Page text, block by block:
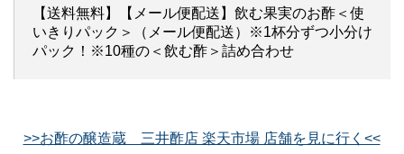
【送料無料】【メール便配送】飲む果実のお酢＜使
いきりパック＞（メール便配送）※1杯分ずつ小分け
パック！※10種の＜飲む酢＞詰め合わせ
>>お酢の醸造蔵 三井酢店 楽天市場 店舗を見に行く<<